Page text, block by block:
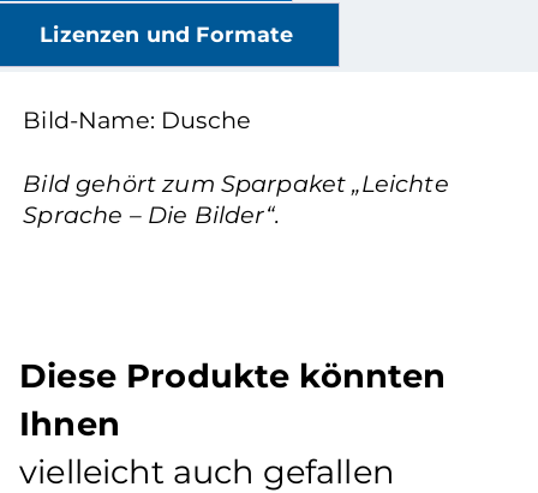
Lizenzen und Formate
Bild-Name: Dusche
Bild gehört zum Sparpaket „Leichte
Sprache – Die Bilder“.
Diese Produkte könnten
Ihnen
vielleicht auch gefallen